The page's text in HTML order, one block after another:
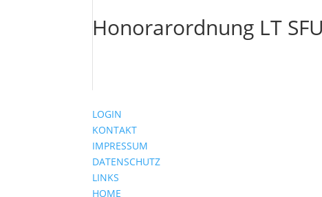
Honorarordnung LT
LOGIN
KONTAKT
IMPRESSUM
DATENSCHUTZ
LINKS
HOME